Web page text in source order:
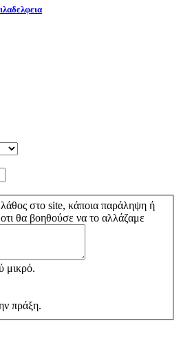
στο site, κάποια παράληψη ή
οτι θα βοηθούσε να το αλλάζαμε
μικρό.
πράξη.